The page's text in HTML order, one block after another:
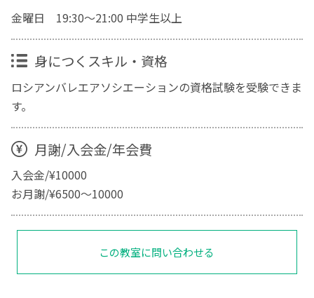
金曜日 19:30〜21:00 中学生以上
身につくスキル・資格
ロシアンバレエアソシエーションの資格試験を受験できま
す。
月謝/入会金/年会費
入会金/¥10000
お月謝/¥6500〜10000
この教室に問い合わせる